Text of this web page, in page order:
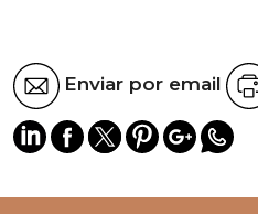
Enviar por email